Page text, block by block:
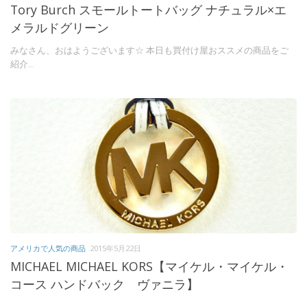
Tory Burch スモールトートバッグ ナチュラル×エ
メラルドグリーン
みなさん、おはようございます☆ 本日も買付け屋おススメの商品をご
紹介...
アメリカで人気の商品 2015年5月22日
MICHAEL MICHAEL KORS【マイケル・マイケル・
コース ハンドバック ヴァニラ】